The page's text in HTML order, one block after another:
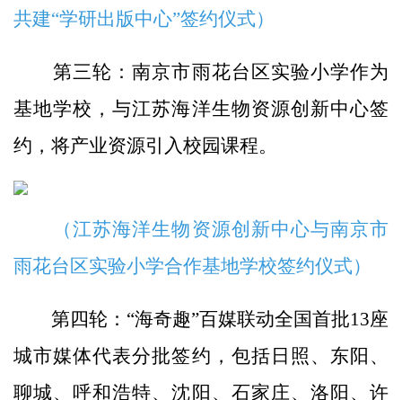
共建“学研出版中心”签约仪式）
第三轮：南京市雨花台区实验小学作为
基地学校，与江苏海洋生物资源创新中心签
约，将产业资源引入校园课程。
（江苏海洋生物资源创新中心与南京市
雨花台区实验小学合作基地学校签约仪式）
第四轮：“海奇趣”百媒联动全国首批13座
城市媒体代表分批签约，包括日照、东阳、
聊城、呼和浩特、沈阳、石家庄、洛阳、许